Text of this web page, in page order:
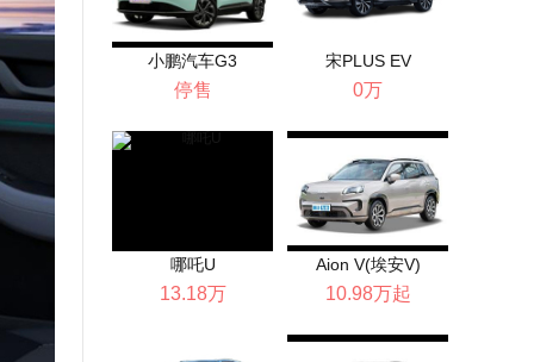
小鹏汽车G3
停售
宋PLUS EV
0万
哪吒U
13.18万
Aion V(埃安V)
10.98万起